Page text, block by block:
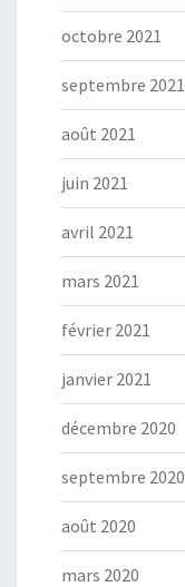
octobre 2021
septembre 2021
août 2021
juin 2021
avril 2021
mars 2021
février 2021
janvier 2021
décembre 2020
septembre 2020
août 2020
mars 2020